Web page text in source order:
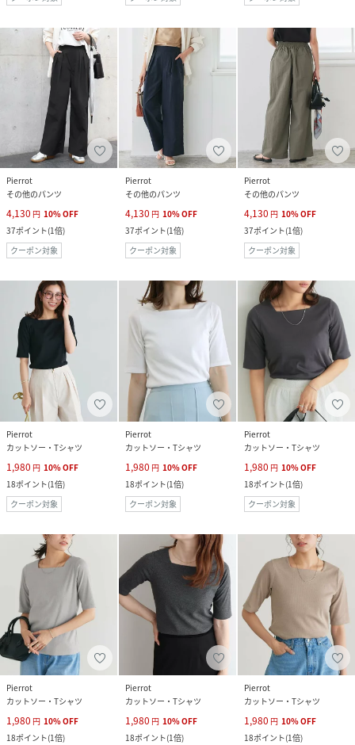
Pierrot
その他のパンツ
4,130 円 10%OFF
37ポイント(1倍)
クーポン対象
Pierrot
その他のパンツ
4,130 円 10%OFF
37ポイント(1倍)
クーポン対象
Pierrot
その他のパンツ
4,130 円 10%OFF
37ポイント(1倍)
クーポン対象
Pierrot
カットソー・Tシャツ
1,980 円 10%OFF
18ポイント(1倍)
クーポン対象
Pierrot
カットソー・Tシャツ
1,980 円 10%OFF
18ポイント(1倍)
クーポン対象
Pierrot
カットソー・Tシャツ
1,980 円 10%OFF
18ポイント(1倍)
クーポン対象
Pierrot
カットソー・Tシャツ
1,980 円 10%OFF
18ポイント(1倍)
Pierrot
カットソー・Tシャツ
1,980 円 10%OFF
18ポイント(1倍)
Pierrot
カットソー・Tシャツ
1,980 円 10%OFF
18ポイント(1倍)